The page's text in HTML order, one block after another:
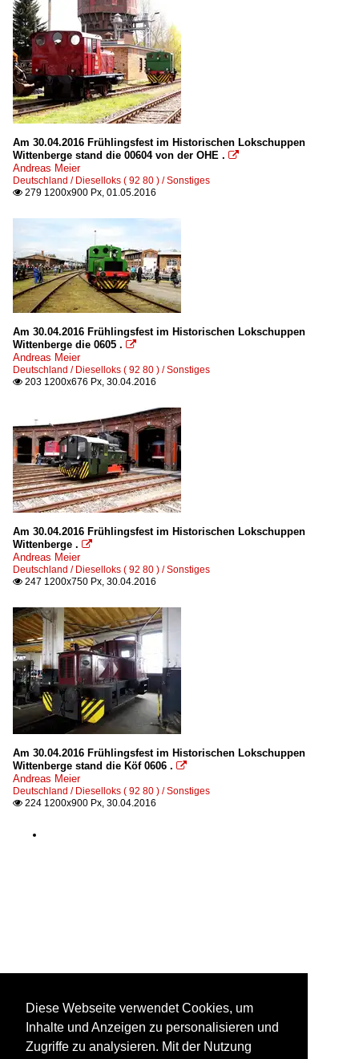
Am 30.04.2016 Frühlingsfest im Historischen Lokschuppen
Wittenberge stand die 00604 von der OHE . 
Andreas Meier
Deutschland / Dieselloks ( 92 80 ) / Sonstiges
 279 1200x900 Px, 01.05.2016
Am 30.04.2016 Frühlingsfest im Historischen Lokschuppen
Wittenberge die 0605 . 
Andreas Meier
Deutschland / Dieselloks ( 92 80 ) / Sonstiges
 203 1200x676 Px, 30.04.2016
Am 30.04.2016 Frühlingsfest im Historischen Lokschuppen
Wittenberge . 
Andreas Meier
Deutschland / Dieselloks ( 92 80 ) / Sonstiges
 247 1200x750 Px, 30.04.2016
Am 30.04.2016 Frühlingsfest im Historischen Lokschuppen
Wittenberge stand die Köf 0606 . 
Andreas Meier
Deutschland / Dieselloks ( 92 80 ) / Sonstiges
 224 1200x900 Px, 30.04.2016
Diese Webseite verwendet Cookies, um
Inhalte und Anzeigen zu personalisieren und
Zugriffe zu analysieren. Mit der Nutzung